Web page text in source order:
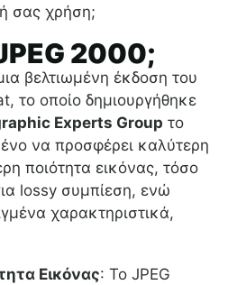
σας χρήση;
2000;
βελτιωμένη έκδοση του
το οποίο δημιουργήθηκε
Experts Group το
να προσφέρει καλύτερη
ποιότητα εικόνας, τόσο
lossy συμπίεση, ενώ
χαρακτηριστικά,
Εικόνας: Το JPEG